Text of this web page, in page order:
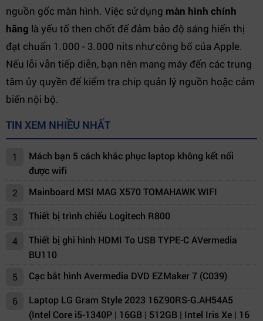
nguồn gốc màn hình. Việc sử dụng màn hình chính
hãng là yếu tố then chốt để đảm bảo độ sáng hiển thị
đạt chuẩn 1.000 - 3.000 nits như công bố của Apple.
Nếu lỗi vẫn tiếp diễn, bạn nên mang máy đến các trung
tâm ủy quyền để kiểm tra chip quản lý nguồn hoặc cảm
biến nội bộ.
TIN XEM NHIỀU NHẤT
1
Mách bạn 5 cách khắc phục laptop không kết nối
được wifi
2
Mainboard MSI MAG X570 TOMAHAWK WIFI
3 Thiết bị trình chiếu Logitech R800
4
Thiết bị ghi hình HDMI To USB TYPE-C AVermedia
BU110
5
Cạc bắt hình Avermedia DVD EZMaker 7 (C039)
6
Laptop LG Gram Style 2023 16Z90RS-G.AH54A5
(Intel Core i5-1340P | 16GB | 512GB | Intel Iris Xe | 16